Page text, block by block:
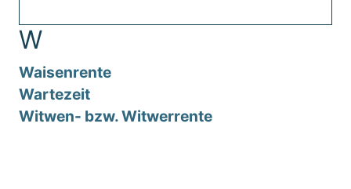
W
Waisenrente
Wartezeit
Witwen- bzw. Witwerrente